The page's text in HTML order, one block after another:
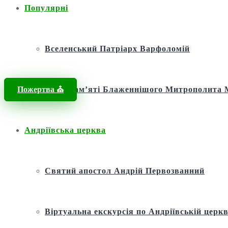
Популярні
Вселенський Патріарх Варфоломій
Фонд пам’яті Блаженнішого
Андріївська церква
Святий апостол Андрій Первозванний
Віртуальна екскурсія по Андріївській
Пожертва ⛪️